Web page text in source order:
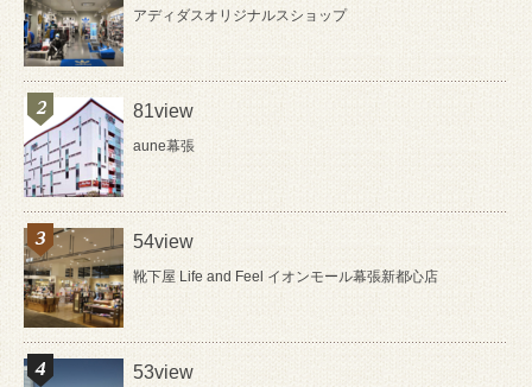
アディダスオリジナルスショップ
81view
aune幕張
54view
靴下屋 Life and Feel イオンモール幕張新都心店
53view